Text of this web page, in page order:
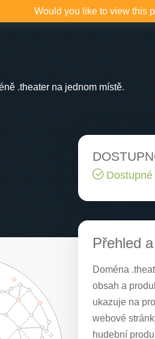
Would you like to view this
.theater na jednom místě.
Dostupné
Přehled
Doména
obsah a
ukazuje na
webové
hudební